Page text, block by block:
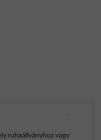
ruhaállványhoz vagy